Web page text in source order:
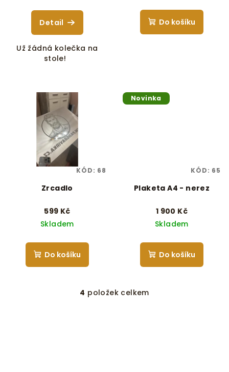
Detail
Už žádná kolečka na
stole!
Do košíku
Zrcadlo
599 Kč
Skladem
Do košíku
KÓD: 68
Novinka
Plaketa A4 - nerez
1 900 Kč
Skladem
Do košíku
KÓD: 65
O
4 položek celkem